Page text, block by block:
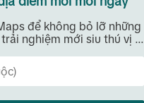
để không bỏ lỡ những
nghiệm mới siu thú vị ...